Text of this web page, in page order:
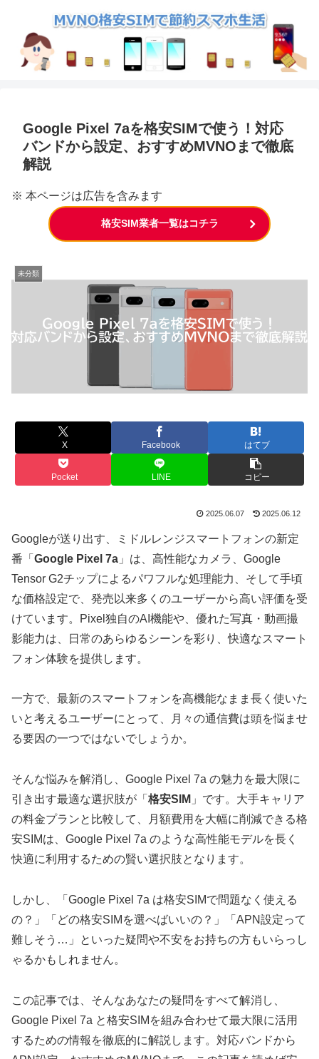
Google Pixel 7aを格安SIMで使う！対応
バンドから設定、おすすめMVNOまで徹底
解説
※ 本ページは広告を含みます
格安SIM業者一覧はコチラ
未分類
X Facebook はてブ
Pocket LINE コピー
2025.06.07 2025.06.12
Googleが送り出す、ミドルレンジスマートフォンの新定
番「 Google Pixel 7a 」は、高性能なカメラ、Google
Tensor G2チップによるパワフルな処理能力、そして手頃
な価格設定で、発売以来多くのユーザーから高い評価を受
けています。Pixel独自のAI機能や、優れた写真・動画撮
影能力は、日常のあらゆるシーンを彩り、快適なスマート
フォン体験を提供します。
一方で、最新のスマートフォンを高機能なまま長く使いた
いと考えるユーザーにとって、月々の通信費は頭を悩ませ
る要因の一つではないでしょうか。
そんな悩みを解消し、Google Pixel 7a の魅力を最大限に
引き出す最適な選択肢が「 格安SIM 」です。大手キャリア
の料金プランと比較して、月額費用を大幅に削減できる格
安SIMは、Google Pixel 7a のような高性能モデルを長く
快適に利用するための賢い選択肢となります。
しかし、「Google Pixel 7a は格安SIMで問題なく使える
の？」「どの格安SIMを選べばいいの？」「APN設定って
難しそう…」といった疑問や不安をお持ちの方もいらっし
ゃるかもしれません。
この記事では、そんなあなたの疑問をすべて解消し、
Google Pixel 7a と格安SIMを組み合わせて最大限に活用
するための情報を徹底的に解説します。対応バンドから